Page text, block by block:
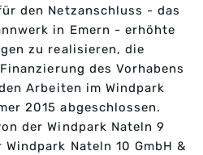
den Netzanschluss - das
in Emern - erhöhte
zu realisieren, die
des Vorhabens
Arbeiten im Windpark
2015 abgeschlossen.
der Windpark Nateln 9
Windpark Nateln 10 GmbH &